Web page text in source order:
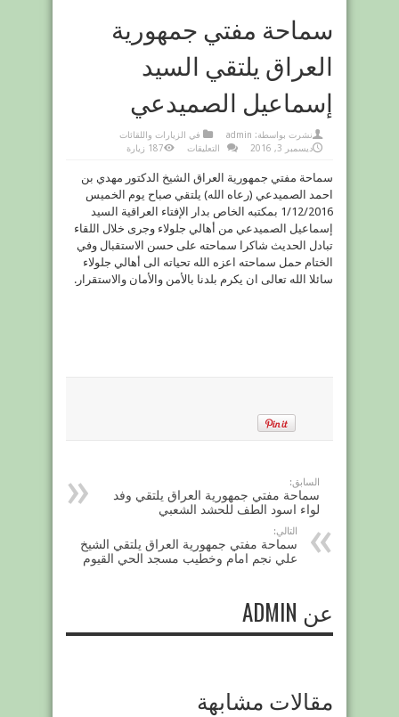
سماحة مفتي جمهورية
العراق يلتقي السيد
إسماعيل الصميدعي
نشرت بواسطة: admin في الزيارات واللقائات
ديسمبر 3, 2016
التعليقات
على
جمهورية
العراق
يلتقي
السيد
إسماعيل
الصميدعي
مغلقة
187 زيارة
سماحة مفتي جمهورية العراق الشيخ الدكتور مهدي بن
احمد الصميدعي (رعاه الله) يلتقي صباح يوم الخميس
1/12/2016 بمكتبه الخاص بدار الإفتاء العراقية السيد
إسماعيل الصميدعي من أهالي جلولاء وجرى خلال اللقاء
تبادل الحديث شاكرا سماحته على حسن الاستقبال وفي
الختام حمل سماحته اعزه الله تحياته الى أهالي جلولاء
سائلا الله تعالى ان يكرم بلدنا بالأمن والأمان والاستقرار.
السابق:
سماحة مفتي جمهورية العراق يلتقي وفد
لواء اسود الطف للحشد الشعبي
التالي:
سماحة مفتي جمهورية العراق يلتقي الشيخ
علي نجم امام وخطيب مسجد الحي القيوم
عن ADMIN
مقالات مشابهة